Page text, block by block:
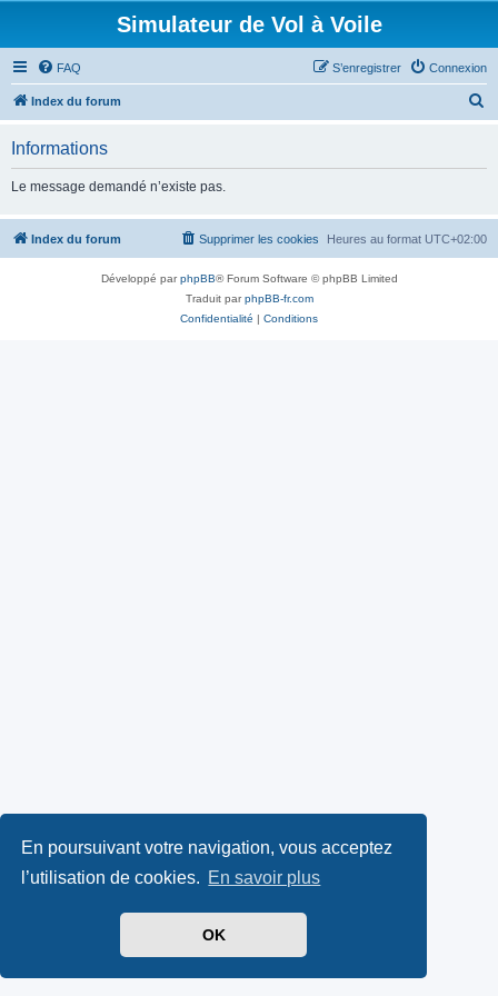
En poursuivant votre navigation, vous acceptez
l’utilisation de cookies. En savoir plus
OK
Simulateur de Vol à Voile
FAQ Connexion
S’enregistrer
Index du forum
r
c
Informations
Le message demandé n’existe pas.
Index du forum Heures au format UTC+02:00
Supprimer les cookies
Développé parphpBB® Forum Software © phpBB Limited
Traduit parphpBB-fr.com
Confidentialité | Conditions